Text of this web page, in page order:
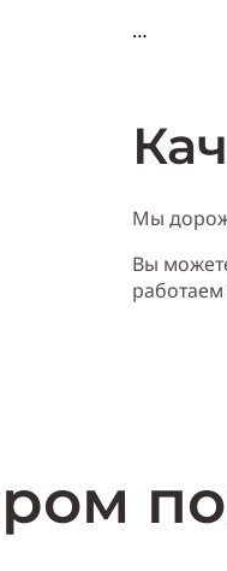
Пол:
Мы
Вы